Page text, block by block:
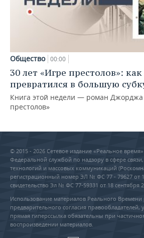
Общество 00:00
30 лет «Игре престолов»:
превратился в большую
Книга этой недели — роман
престолов»
© 2015 - 2026 Сетевое издание «Реальное
Федеральной службой по надзору в сфере
технологий и массовых коммуникаций
регистрационный номер ЭЛ № ФС 77 - 79627 от
свидетельство Эл № ФС 77-59331 от 18 сентября
Использование материалов Реального
предварительного согласия правообладателей,
прямая гиперссылка обязательны при
воспроизведении материалов.